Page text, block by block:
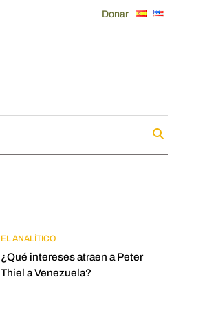
Donar
EL ANALÍTICO
¿Qué intereses atraen a Peter
Thiel a Venezuela?